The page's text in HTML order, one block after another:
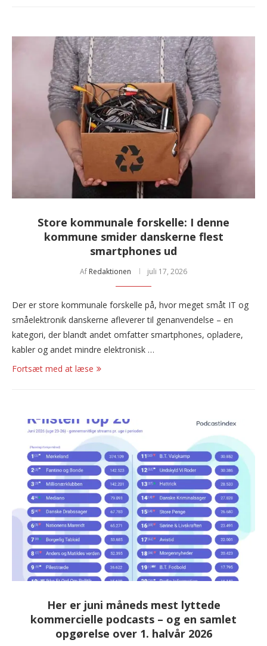
Store kommunale forskelle: I denne
kommune smider danskerne flest
smartphones ud
Af Redaktionen juli 17, 2026
Der er store kommunale forskelle på, hvor meget småt IT og
småelektronik danskerne afleverer til genanvendelse – en
kategori, der blandt andet omfatter smartphones, opladere,
kabler og andet mindre elektronisk …
Fortsæt med at læse
Her er juni måneds mest lyttede
kommercielle podcasts – og en samlet
opgørelse over 1. halvår 2026